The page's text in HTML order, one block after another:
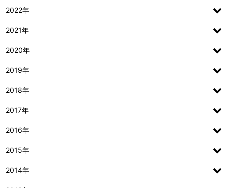
2022年
2021年
2020年
2019年
2018年
2017年
2016年
2015年
2014年